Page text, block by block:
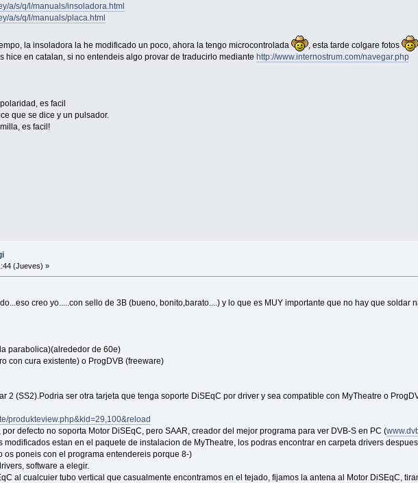
a/s/q/l/manuals/insoladora.html
a/s/q/l/manuals/placa.html
la insoladora la he modificado un poco, ahora la tengo microcontrolada
, esta tarde colgare fotos
hice en catalan, si no entendeis algo provar de traducirlo mediantehttp://www.internostrum.com/navegar.php
es facil
que se dice y un pulsador.
es facil!
(Jueves) »
creo yo.....con sello de 3B (bueno, bonito,barato....) y lo que es MUY importante que no hay que soldar
parabolica)(alrededor de 60e)
con cura existente) o ProgDVB (freeware)
2 (SS2).Podria ser otra tarjeta que tenga soporte DiSEqC por driver y sea compatible con MyTheatre o
produkteview.php&kid=29,100&reload
defecto no soporta Motor DiSEqC, pero SAAR, creador del mejor programa para ver DVB-S en PC (
modificados estan en el paquete de instalacion de MyTheatre, los podras encontrar en carpeta drivers
os poneis con el programa entendereis porque 8-)
software a elegir.
al cualcuier tubo vertical que casualmente encontramos en el tejado, fijamos la antena al Motor DiSEqC,